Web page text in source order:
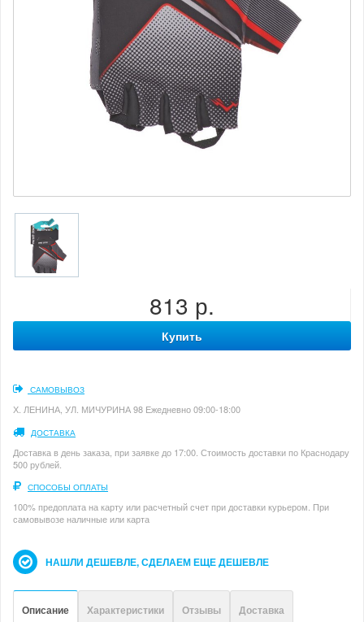
813 р.
Купить
САМОВЫВОЗ
Х. ЛЕНИНА, УЛ. МИЧУРИНА 98 Ежедневно 09:00-18:00
ДОСТАВКА
Доставка в день заказа, при заявке до 17:00. Стоимость доставки по Краснодару
500 рублей.
СПОСОБЫ ОПЛАТЫ
100% предоплата на карту или расчетный счет при доставки курьером. При
самовывозе наличные или карта
НАШЛИ ДЕШЕВЛЕ, СДЕЛАЕМ ЕЩЕ ДЕШЕВЛЕ
Описание Характеристики Отзывы Доставка